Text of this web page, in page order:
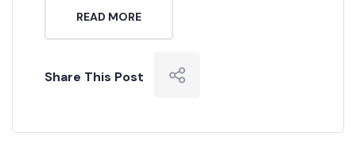
READ MORE
Share This Post